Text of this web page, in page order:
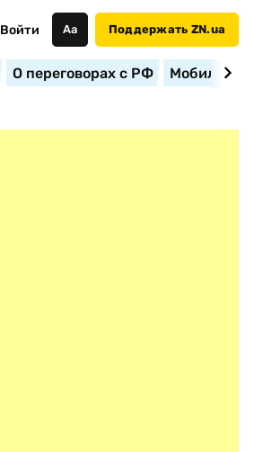
Войти Аа Поддержать ZN.ua
О переговорах с РФ